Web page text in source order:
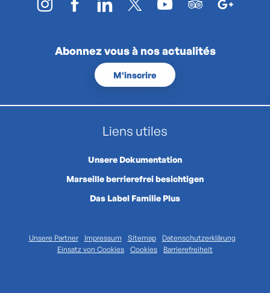
Abonnez vous à nos actualités
M'inscrire
Liens utiles
Unsere Dokumentation
Marseille berrierefrei besichtigen
Das Label Familie Plus
Unsere Partner Impressum Sitemap
Datenschutzerklärung
Einsatz von Cookies
Cookies Barrierefreiheit